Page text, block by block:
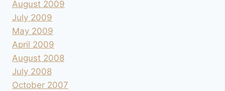
August 2009
July 2009
May 2009
April 2009
August 2008
July 2008
October 2007